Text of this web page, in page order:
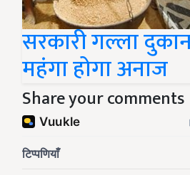
सरकारी गल्ला
महंगा होगा अनाज
Share your comments